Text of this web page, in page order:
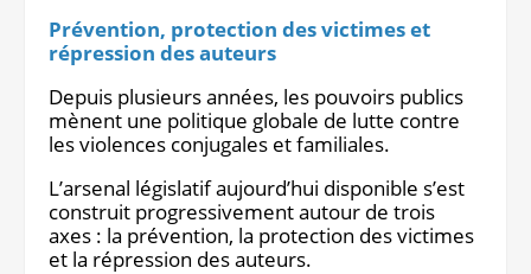
CONNEXION
PANIER
Notre site éditorial
JOB ASH
Notre boutique
Prévention, protection des victimes et
répression des auteurs
Depuis plusieurs années, les pouvoirs publics
mènent une politique globale de lutte contre
les violences conjugales et familiales.
L’arsenal législatif aujourd’hui disponible s’est
construit progressivement autour de trois
axes : la prévention, la protection des victimes
et la répression des auteurs.